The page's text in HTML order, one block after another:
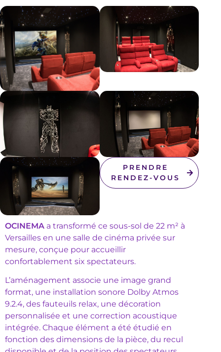
PRENDRE
RENDEZ-VOUS
OCINEMA a transformé ce sous-sol de 22 m² à
Versailles en une salle de cinéma privée sur
mesure, conçue pour accueillir
confortablement six spectateurs.
L’aménagement associe une image grand
format, une installation sonore Dolby Atmos
9.2.4, des fauteuils relax, une décoration
personnalisée et une correction acoustique
intégrée. Chaque élément a été étudié en
fonction des dimensions de la pièce, du recul